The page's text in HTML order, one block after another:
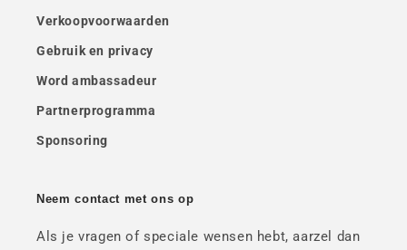
Verkoopvoorwaarden
Gebruik en privacy
Word ambassadeur
Partnerprogramma
Sponsoring
Neem contact met ons op
Als je vragen of speciale wensen hebt, aarzel dan